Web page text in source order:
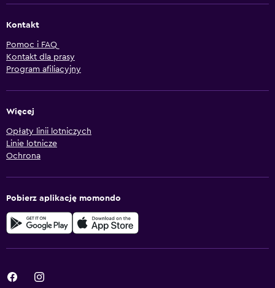
Kontakt
Pomoc i FAQ
Kontakt dla prasy
Program afiliacyjny
Więcej
Opłaty linii lotniczych
Linie lotnicze
Ochrona
Pobierz aplikację momondo